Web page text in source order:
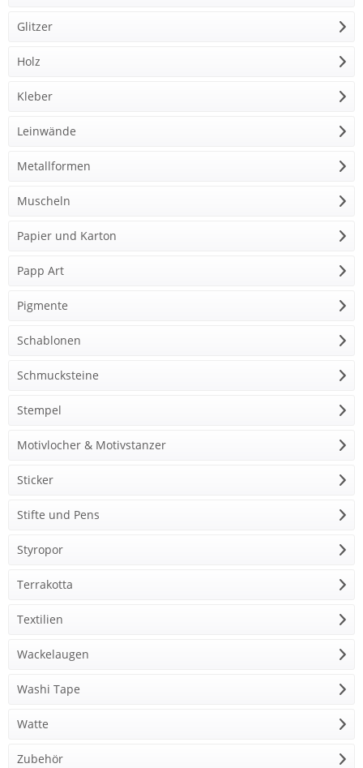
Glitzer
Holz
Kleber
Leinwände
Metallformen
Muscheln
Papier und Karton
Papp Art
Pigmente
Schablonen
Schmucksteine
Stempel
Motivlocher & Motivstanzer
Sticker
Stifte und Pens
Styropor
Terrakotta
Textilien
Wackelaugen
Washi Tape
Watte
Zubehör